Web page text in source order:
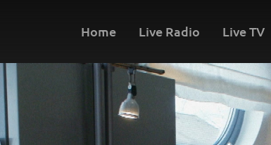
Home Live Radio Live TV